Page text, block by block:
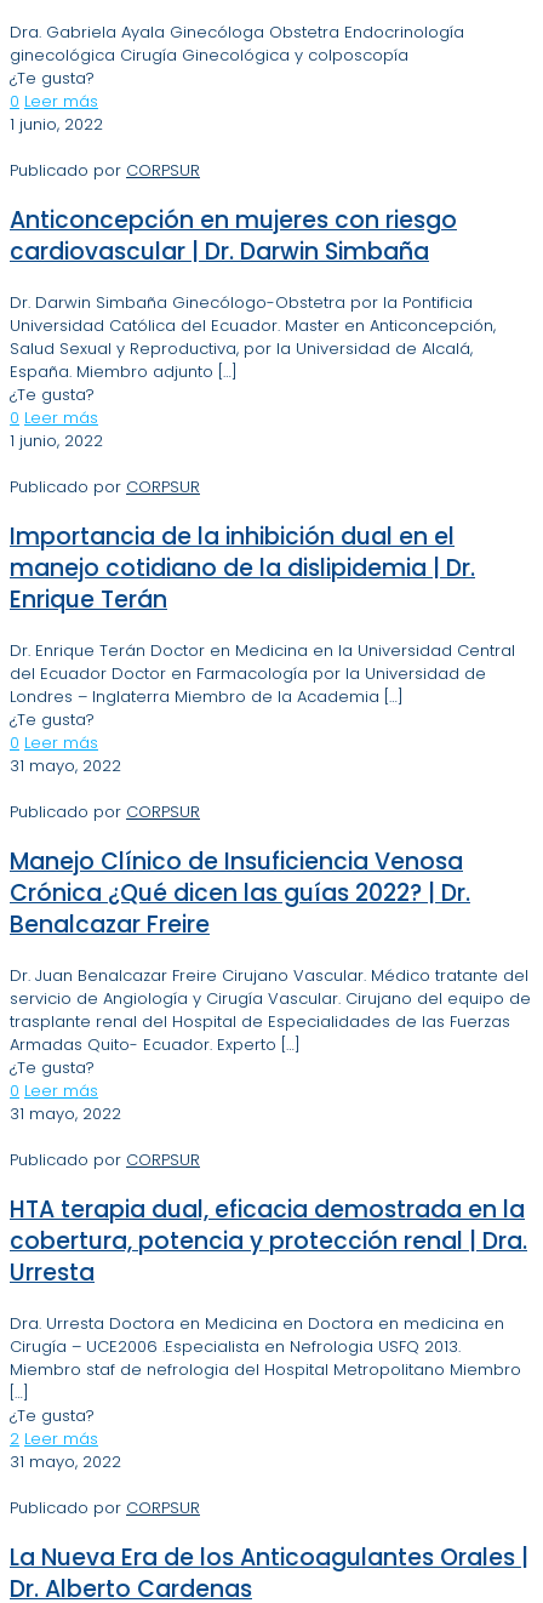
Dra. Gabriela Ayala Ginecóloga Obstetra Endocrinología
ginecológica Cirugía Ginecológica y colposcopía
¿Te gusta?
0 Leer más
1 junio, 2022
Publicado por CORPSUR
Anticoncepción en mujeres con riesgo
cardiovascular | Dr. Darwin Simbaña
Dr. Darwin Simbaña Ginecólogo-Obstetra por la Pontificia
Universidad Católica del Ecuador. Master en Anticoncepción,
Salud Sexual y Reproductiva, por la Universidad de Alcalá,
España. Miembro adjunto […]
¿Te gusta?
0 Leer más
1 junio, 2022
Publicado por CORPSUR
Importancia de la inhibición dual en el
manejo cotidiano de la dislipidemia | Dr.
Enrique Terán
Dr. Enrique Terán Doctor en Medicina en la Universidad Central
del Ecuador Doctor en Farmacología por la Universidad de
Londres – Inglaterra Miembro de la Academia […]
¿Te gusta?
0 Leer más
31 mayo, 2022
Publicado por CORPSUR
Manejo Clínico de Insuficiencia Venosa
Crónica ¿Qué dicen las guías 2022? | Dr.
Benalcazar Freire
Dr. Juan Benalcazar Freire Cirujano Vascular. Médico tratante del
servicio de Angiología y Cirugía Vascular. Cirujano del equipo de
trasplante renal del Hospital de Especialidades de las Fuerzas
Armadas Quito- Ecuador. Experto […]
¿Te gusta?
0 Leer más
31 mayo, 2022
Publicado por CORPSUR
HTA terapia dual, eficacia demostrada en la
cobertura, potencia y protección renal | Dra.
Urresta
Dra. Urresta Doctora en Medicina en Doctora en medicina en
Cirugía – UCE2006 .Especialista en Nefrologia USFQ 2013.
Miembro staf de nefrologia del Hospital Metropolitano Miembro
[…]
¿Te gusta?
2 Leer más
31 mayo, 2022
Publicado por CORPSUR
La Nueva Era de los Anticoagulantes Orales |
Dr. Alberto Cardenas